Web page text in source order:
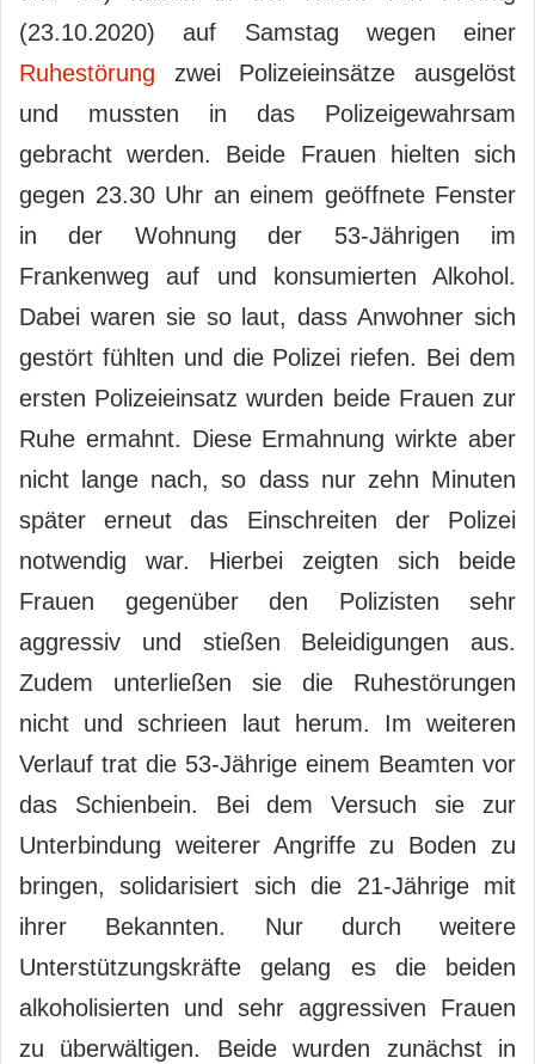
(23.10.2020) auf Samstag wegen einer
Ruhestörung zwei Polizeieinsätze ausgelöst
und mussten in das Polizeigewahrsam
gebracht werden. Beide Frauen hielten sich
gegen 23.30 Uhr an einem geöffnete Fenster
in der Wohnung der 53-Jährigen im
Frankenweg auf und konsumierten Alkohol.
Dabei waren sie so laut, dass Anwohner sich
gestört fühlten und die Polizei riefen. Bei dem
ersten Polizeieinsatz wurden beide Frauen zur
Ruhe ermahnt. Diese Ermahnung wirkte aber
nicht lange nach, so dass nur zehn Minuten
später erneut das Einschreiten der Polizei
notwendig war. Hierbei zeigten sich beide
Frauen gegenüber den Polizisten sehr
aggressiv und stießen Beleidigungen aus.
Zudem unterließen sie die Ruhestörungen
nicht und schrieen laut herum. Im weiteren
Verlauf trat die 53-Jährige einem Beamten vor
das Schienbein. Bei dem Versuch sie zur
Unterbindung weiterer Angriffe zu Boden zu
bringen, solidarisiert sich die 21-Jährige mit
ihrer Bekannten. Nur durch weitere
Unterstützungskräfte gelang es die beiden
alkoholisierten und sehr aggressiven Frauen
zu überwältigen. Beide wurden zunächst in